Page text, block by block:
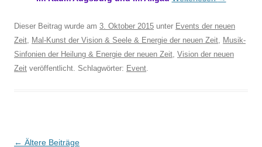
Dieser Beitrag wurde am 3. Oktober 2015 unter Events der neuen
Zeit, Mal-Kunst der Vision & Seele & Energie der neuen Zeit, Musik-
Sinfonien der Heilung & Energie der neuen Zeit, Vision der neuen
Zeit veröffentlicht. Schlagwörter: Event.
Beitragsnavigation
← Ältere Beiträge